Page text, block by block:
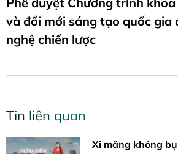
và đổi mới sáng tạo quốc gia
nghệ chiến lược
Tin liên quan
Xi măng không